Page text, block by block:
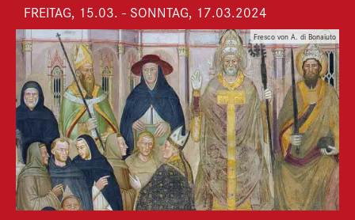
FREITAG, 15.03. - SONNTAG, 17.03.2024
Fresco von A. di Bonaiuto